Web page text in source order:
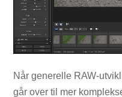
Når generelle RAW-
går over til mer